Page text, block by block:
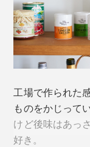
コンソメなどの
天日干しや高熱
能。
工場で作られた
ものをかじって
けど後味はあっ
好き。